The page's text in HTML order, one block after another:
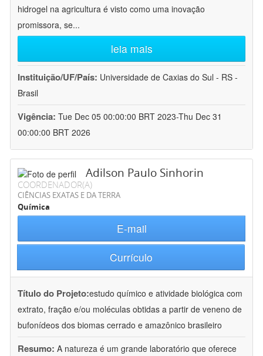
hidrogel na agricultura é visto como uma inovação
promissora, se...
leia mais
Instituição/UF/País: Universidade de Caxias do Sul - RS -
Brasil
Vigência: Tue Dec 05 00:00:00 BRT 2023-Thu Dec 31
00:00:00 BRT 2026
Adilson Paulo Sinhorin
COORDENADOR(A)
CIÊNCIAS EXATAS E DA TERRA
Química
E-mail
Currículo
Título do Projeto:estudo químico e atividade biológica com
extrato, fração e/ou moléculas obtidas a partir de veneno de
bufonídeos dos biomas cerrado e amazônico brasileiro
Resumo: A natureza é um grande laboratório que oferece